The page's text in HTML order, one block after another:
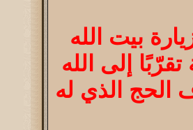
بيت الله
إلى الله
الحج الذي له